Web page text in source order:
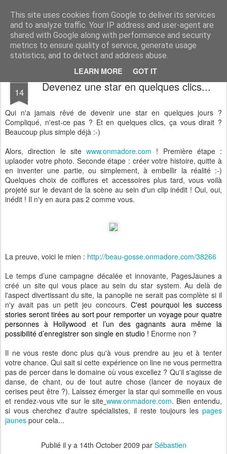
This site uses cookies from Google to deliver its services
and to analyze traffic. Your IP address and user-agent are
shared with Google along with performance and security
metrics to ensure quality of service, generate usage
statistics, and to detect and address abuse.
LEARN MORE GOT IT
Desperate Houseman : les pérégrinations d'un papa, mais pas que !
14 Devenez une star en quelques clics...
Qui n'a jamais rêvé de devenir une star en quelques jours ?
Compliqué, n'est-ce pas ? Et en quelques clics, ça vous dirait ?
Beaucoup plus simple déjà :-)
Alors, direction le site www.onmadore.com ! Première étape :
uplaoder votre photo. Seconde étape : créer votre histoire, quitte à
en inventer une partie, ou simplement, à embellir la réalité :-)
Quelques choix de coiffures et accessoires plus tard, vous voilà
projeté sur le devant de la scène au sein d'un clip inédit ! Oui, oui,
inédit ! Il n'y en aura pas 2 comme vous.
La preuve, voici le mien : http://beau-gosse.onmadore.com/38266
Le temps d’une campagne décalée et innovante, PagesJaunes a
créé un site qui vous place au sein du star system. Au delà de
l'aspect divertissant du site, la panoplie ne serait pas complète si il
n'y avait pas un petit jeu concours.C'est pourquoi les success
stories seront tirées au sort pour remporter un voyage pour quatre
personnes à Hollywood et l’un des gagnants aura même la
possibilité d’enregistrer son single en studio ! Enorme non ?
Il ne vous reste donc plus qu'à vous prendre au jeu et à tenter
votre chance. Qui sait si cette expérience on line ne vous permettra
pas de percer dans le domaine où vous excellez ? Qu'il s'agisse de
danse, de chant, ou de tout autre chose (lancer de noyaux de
cerises peut être ?). Laissez émerger la star qui sommeille en vous
et rendez-vous vite sur le site www.onmadore.com. Bien entendu,
si vous cherchez d'autre spécialistes, il reste toujours les pages
jaunes pour cela...
Publié il y a 14th October 2009 par Sébastien